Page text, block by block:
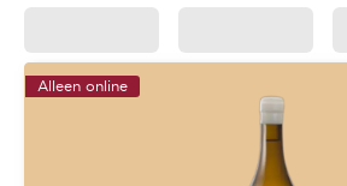
Alleen online